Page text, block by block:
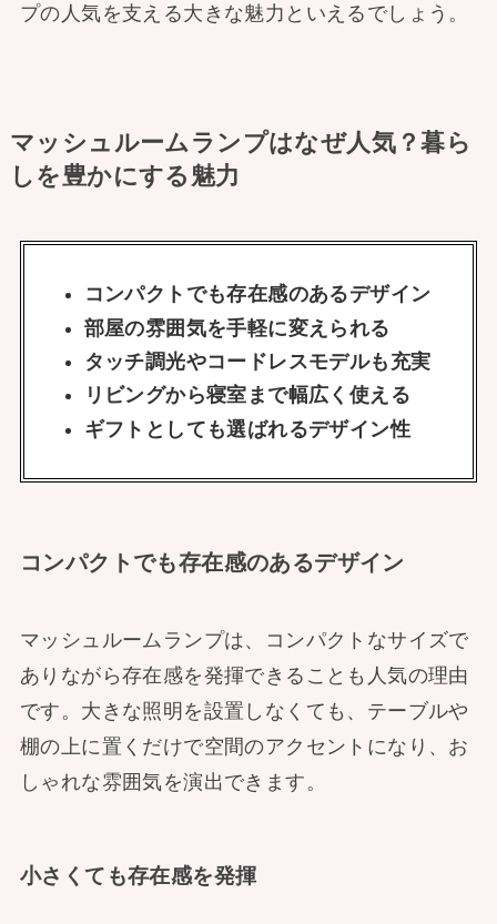
プの人気を支える大きな魅力といえるでしょう。
マッシュルームランプはなぜ人気？暮ら
しを豊かにする魅力
コンパクトでも存在感のあるデザイン
部屋の雰囲気を手軽に変えられる
タッチ調光やコードレスモデルも充実
リビングから寝室まで幅広く使える
ギフトとしても選ばれるデザイン性
コンパクトでも存在感のあるデザイン
マッシュルームランプは、コンパクトなサイズで
ありながら存在感を発揮できることも人気の理由
です。大きな照明を設置しなくても、テーブルや
棚の上に置くだけで空間のアクセントになり、お
しゃれな雰囲気を演出できます。
小さくても存在感を発揮